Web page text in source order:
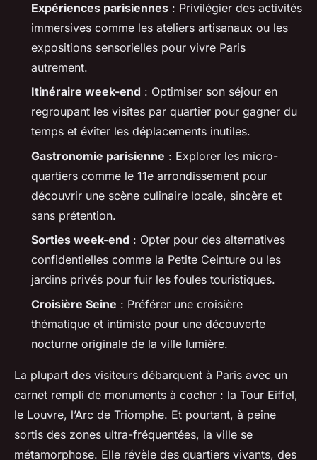
Expériences parisiennes : Privilégier des activités
immersives comme les ateliers artisanaux ou les
expositions sensorielles pour vivre Paris
autrement.
Itinéraire week-end : Optimiser son séjour en
regroupant les visites par quartier pour gagner du
temps et éviter les déplacements inutiles.
Gastronomie parisienne : Explorer les micro-
quartiers comme le 11e arrondissement pour
découvrir une scène culinaire locale, sincère et
sans prétention.
Sorties week-end : Opter pour des alternatives
confidentielles comme la Petite Ceinture ou les
jardins privés pour fuir les foules touristiques.
Croisière Seine : Préférer une croisière
thématique et intimiste pour une découverte
nocturne originale de la ville lumière.
La plupart des visiteurs débarquent à Paris avec un
carnet rempli de monuments à cocher : la Tour Eiffel,
le Louvre, l’Arc de Triomphe. Et pourtant, à peine
sortis des zones ultra-fréquentées, la ville se
métamorphose. Elle révèle des quartiers vivants, des